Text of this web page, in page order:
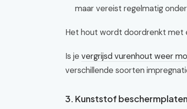
maar vereist regelmatig
Het hout wordt doordrenkt met
Is je vergrijsd vurenhout weer
verschillende soorten
3. Kunststof